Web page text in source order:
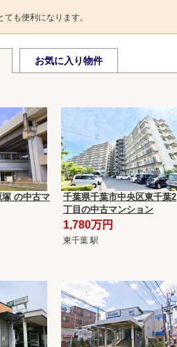
も便利になります。
お気に入り物件
の中古マ
千葉県千葉市中央区東千葉2
丁目の中古マンション
1,780万円
東千葉 駅